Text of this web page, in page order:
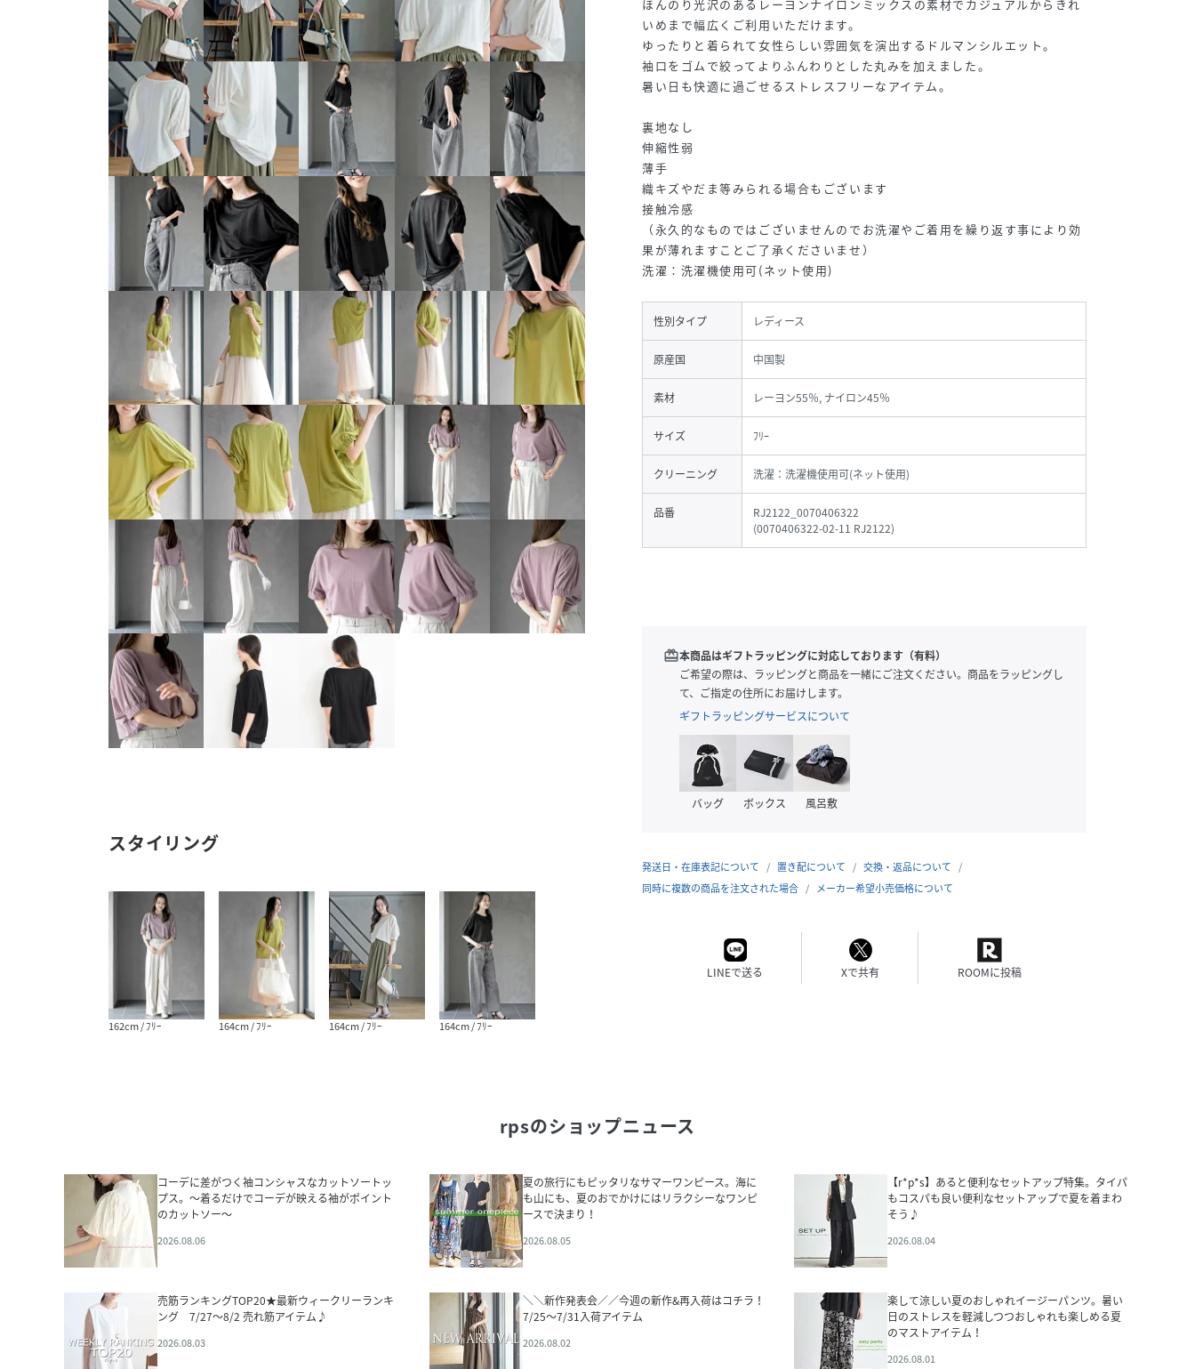
スタイリング
162cm / ﾌﾘｰ 164cm / ﾌﾘｰ 164cm / ﾌﾘｰ 164cm / ﾌﾘｰ
ほんのり光沢のあるレーヨンナイロンミックスの素材でカジュアルからきれ
いめまで幅広くご利用いただけます。
ゆったりと着られて女性らしい雰囲気を演出するドルマンシルエット。
袖口をゴムで絞ってよりふんわりとした丸みを加えました。
暑い日も快適に過ごせるストレスフリーなアイテム。
裏地なし
伸縮性弱
薄手
織キズやだま等みられる場合もございます
接触冷感
（永久的なものではございませんのでお洗濯やご着用を繰り返す事により効
果が薄れますことご了承くださいませ）
洗濯：洗濯機使用可(ネット使用)
性別タイプ レディース
原産国 中国製
素材 レーヨン55％, ナイロン45％
サイズ ﾌﾘｰ
クリーニング 洗濯：洗濯機使用可(ネット使用)
品番
RJ2122_0070406322
(0070406322-02-11 RJ2122)
redeem本商品はギフトラッピングに対応しております（有料）
ご希望の際は、ラッピングと商品を一緒にご注文ください。商品をラッピングし
て、ご指定の住所にお届けします。
ギフトラッピングサービスについて
バッグ ボックス 風呂敷
発送日・在庫表記について 置き配について
交換・返品について
同時に複数の商品を注文された場合
メーカー希望小売価格について
LINEで送る Xで共有 ROOMに投稿
rpsのショップニュース
コーデに差がつく袖コンシャスなカットソートッ
プス。～着るだけでコーデが映える袖がポイント
のカットソー～
2026.08.06
夏の旅行にもピッタリなサマーワンピース。海に
も山にも、夏のおでかけにはリラクシーなワンピ
ースで決まり！
2026.08.05
【r*p*s】あると便利なセットアップ特集。タイパ
もコスパも良い便利なセットアップで夏を着まわ
そう♪
2026.08.04
売筋ランキングTOP20★最新ウィークリーランキ
ング 7/27～8/2 売れ筋アイテム♪
2026.08.03
＼＼新作発表会／／今週の新作&再入荷はコチラ！
7/25～7/31入荷アイテム
2026.08.02
楽して涼しい夏のおしゃれイージーパンツ。暑い
日のストレスを軽減しつつおしゃれも楽しめる夏
のマストアイテム！
2026.08.01